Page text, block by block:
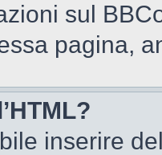
sul
pagina,
inserire